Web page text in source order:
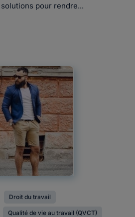
pour rendre...
Droit du travail
Qualité de vie au travail (QVCT)